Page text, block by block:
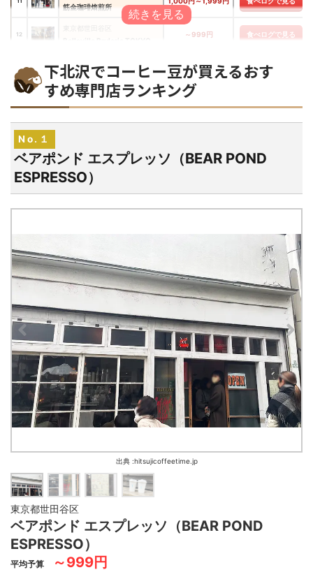
筋金珈琲焙煎所
12
東京都世田谷区
～999円 食べログで見る
13
ライトアップコーヒー 下北沢（LIGHT UP COFFEE）
～999円 食べログで見る
東京都世田谷区
グラウベルコーヒー（GLAUBELL COFFEE）
15
16
東京都世田谷区
時にかさ
17 ～999円 食べログで見る
19
東京都世田谷区
ネリネ コーヒー（nerine coffee）
～999円 食べログで見る
20
南乃珈琲船
1,000円～1,999円 食べログで見る
下北沢でコーヒー豆が買えるおす
すめ専門店ランキング
No.１
ベアポンド エスプレッソ（BEAR POND
ESPRESSO）
出典 :hitsujicoffeetime.jp
東京都世田谷区
ベアポンド エスプレッソ（BEAR POND
ESPRESSO）
平均予算 ～999円